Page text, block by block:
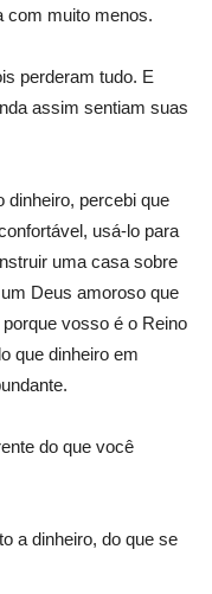
com muito menos.
perderam tudo. E
assim sentiam suas
dinheiro, percebi que
usá-lo para
uma casa sobre
Deus amoroso que
vosso é o Reino
que dinheiro em
do que você
a dinheiro, do que se